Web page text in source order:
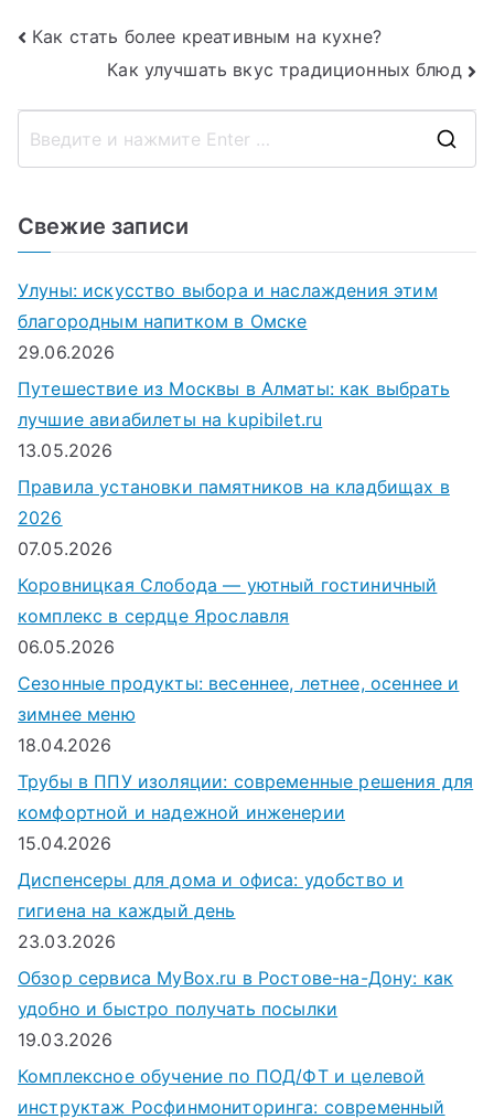
Навигация
записям
Как стать более креативным на кухне?
Как улучшать вкус традиционных блюд
Свежие записи
Улуны: искусство выбора и наслаждения этим
благородным напитком в Омске
29.06.2026
Путешествие из Москвы в Алматы: как выбрать
лучшие авиабилеты на kupibilet.ru
13.05.2026
Правила установки памятников на кладбищах в
2026
07.05.2026
Коровницкая Слобода — уютный гостиничный
комплекс в сердце Ярославля
06.05.2026
Сезонные продукты: весеннее, летнее, осеннее и
зимнее меню
18.04.2026
Трубы в ППУ изоляции: современные решения для
комфортной и надежной инженерии
15.04.2026
Диспенсеры для дома и офиса: удобство и
гигиена на каждый день
23.03.2026
Обзор сервиса MyBox.ru в Ростове-на-Дону: как
удобно и быстро получать посылки
19.03.2026
Комплексное обучение по ПОД/ФТ и целевой
инструктаж Росфинмониторинга: современный